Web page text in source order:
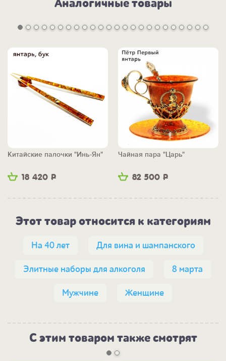
Аналогичные товары
18 420 Р
Китайские палочки "Инь-Ян"
82 500 Р
Чайная пара "Царь"
Этот товар относится к категориям
На 40 лет Для вина и шампанского
Элитные наборы для алкоголя 8 марта
Мужчине Женщине
С этим товаром также смотрят